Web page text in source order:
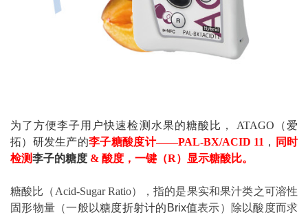
为了方便李子用户快速检测水果的糖酸比， ATAGO（爱
拓）研发生产的李子糖酸度计——PAL-BX/ACID 11 ，
同时
检测李子的糖度 & 酸度，一键（R）显示糖酸比。
糖酸比（Acid-Sugar Ratio），指的是果实和果汁类之可溶性
固形物量（一般以糖度折射计的Brix值表示）除以酸度而求